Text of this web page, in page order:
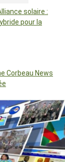
solaire :
pour la
Corbeau News